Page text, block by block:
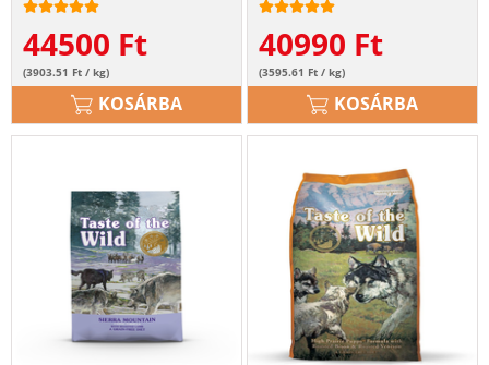
44500 Ft
(3903.51 Ft / kg)
KOSÁRBA
40990 Ft
(3595.61 Ft / kg)
KOSÁRBA